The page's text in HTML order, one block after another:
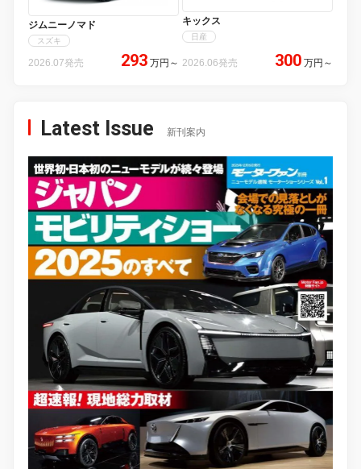
ジムニーノマド
スズキ
2026.07発売 293 万円 ～
キックス
日産
2026.06発売 300 万円 ～
Latest Issue 新刊案内